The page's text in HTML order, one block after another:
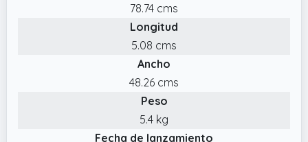
78.74 cms
Longitud
5.08 cms
Ancho
48.26 cms
Peso
5.4 kg
Fecha de lanzamiento